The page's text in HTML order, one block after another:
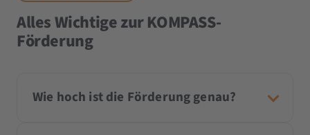
Alles Wichtige zur KOMPASS-
Förderung
Wie hoch ist die Förderung genau?